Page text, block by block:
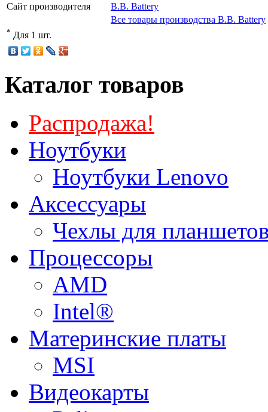
Сайт производителя
B.B. Battery
Все товары производства B.B. Battery
* Для 1 шт.
Каталог товаров
Распродажа!
Ноутбуки
Ноутбуки Lenovo
Аксессуары
Чехлы для
Процессоры
AMD
Intel®
Материнские платы
MSI
Видеокарты